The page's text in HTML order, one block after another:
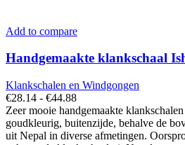
Add to compare
Handgemaakte klankschaal
Klankschalen en Windgongen
€28.14 - €44.88Prijsklasse:
€28.14
tot
€44.88
Zeer mooie handgemaakte
goudkleurig, buitenzijde, behalve de
uit Nepal in diverse afmetingen.